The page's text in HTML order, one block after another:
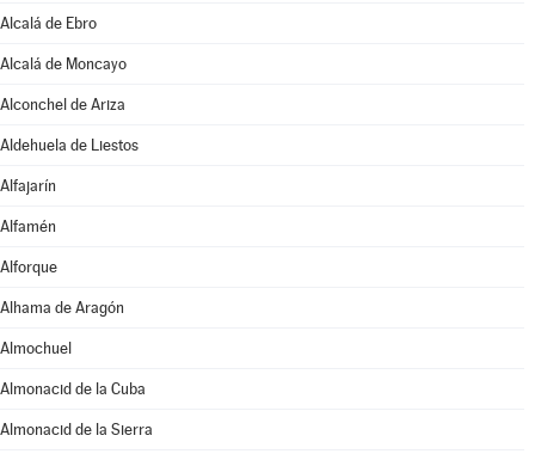
Alcalá de Ebro
Alcalá de Moncayo
Alconchel de Ariza
Aldehuela de Liestos
Alfajarín
Alfamén
Alforque
Alhama de Aragón
Almochuel
Almonacid de la Cuba
Almonacid de la Sierra